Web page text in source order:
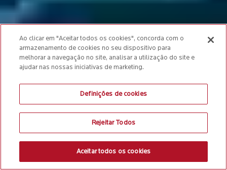
Ao clicar em "Aceitar todos os cookies", concorda com o
armazenamento de cookies no seu dispositivo para
melhorar a navegação no site, analisar a utilização do site e
ajudar nas nossas iniciativas de marketing.
Definições de cookies
Rejeitar Todos
Aceitar todos os cookies